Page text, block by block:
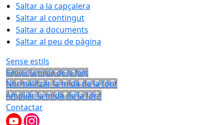
Saltar a la capçalera
Saltar al contingut
Saltar a documents
Saltar al peu de pàgina
Sense estils
Reduir la mida de la font
Normalitzar la mida de la font
Ampliar la mida de la font
Contactar